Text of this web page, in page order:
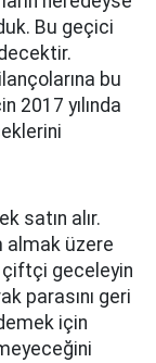
Bu geçici
bu
2017 yılında
alır.
almak üzere
çiftçi geceleyin
parasını geri
için